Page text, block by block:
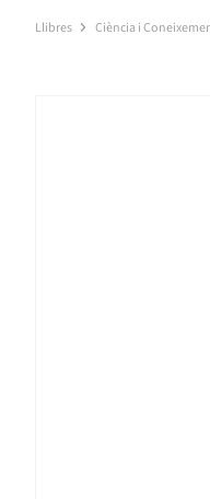
Llibres Ciència i